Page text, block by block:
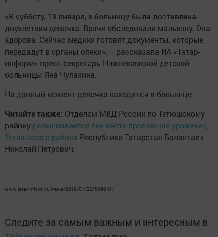
«В субботу, 19 января, в больницу была доставлена
двухлетняя девочка. Врачи обследовали малышку. Она
здорова. Сейчас медики готовят документы, которые
передадут в органы опеки», – рассказала ИА «Татар-
информ» пресс-секретарь Нижнекамской детской
больницы Яна Чупахина.
На данный момент девочка находится в больнице.
Читайте также: Отделом МВД России по Тетюшскому
району разыскивается без вести пропавший уроженец
Тетюшского района Республики Татарстан Балантаев
Николай Петрович.
www.tatar-inform.ru/news/2019/01/22/639844/
Следите за самым важным и интересным в